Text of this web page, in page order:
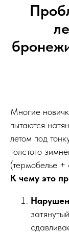
Многие
пытаются
летом под
толстого
(термобелье
К чему это